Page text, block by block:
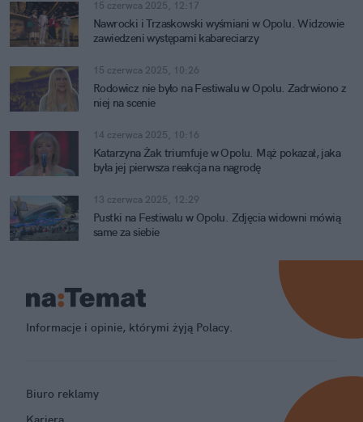
15 czerwca 2025, 12:17
Nawrocki i Trzaskowski wyśmiani w Opolu. Widzowie
zawiedzeni występami kabareciarzy
15 czerwca 2025, 10:26
Rodowicz nie było na Festiwalu w Opolu. Zadrwiono z
niej na scenie
14 czerwca 2025, 10:16
Katarzyna Żak triumfuje w Opolu. Mąż pokazał, jaka
była jej pierwsza reakcja na nagrodę
13 czerwca 2025, 12:29
Pustki na Festiwalu w Opolu. Zdjęcia widowni mówią
same za siebie
Informacje i opinie, którymi żyją Polacy.
Biuro reklamy